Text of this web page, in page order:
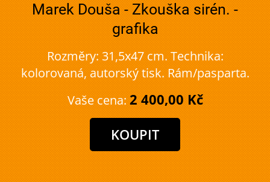
Marek Douša - Zkouška sirén. -
grafika
Rozměry: 31,5x47 cm. Technika:
kolorovaná, autorský tisk. Rám/pasparta.
Vaše cena: 2 400,00 Kč